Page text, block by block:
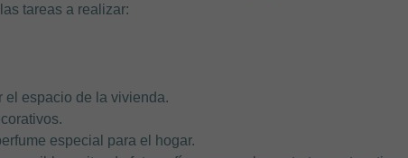
tareas a realizar:
el espacio de la vivienda.
especial para el hogar.